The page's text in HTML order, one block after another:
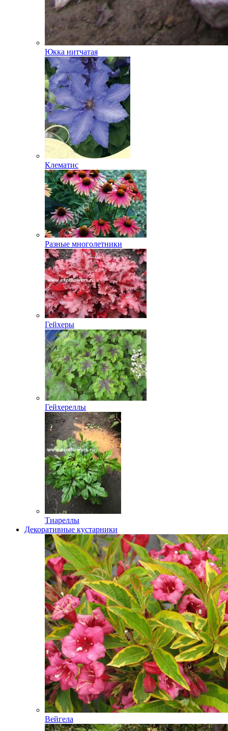
Юкка нитчатая
Клематис
Разные многолетники
Гейхеры
Гейхереллы
Тиареллы
Декоративные кустарники
Вейгела